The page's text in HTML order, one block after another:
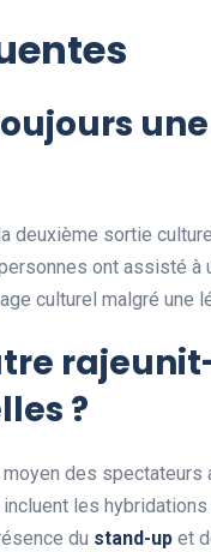
deuxième sortie
ont assisté à
culturel malgré une
?
des spectateurs
les
du stand-up et